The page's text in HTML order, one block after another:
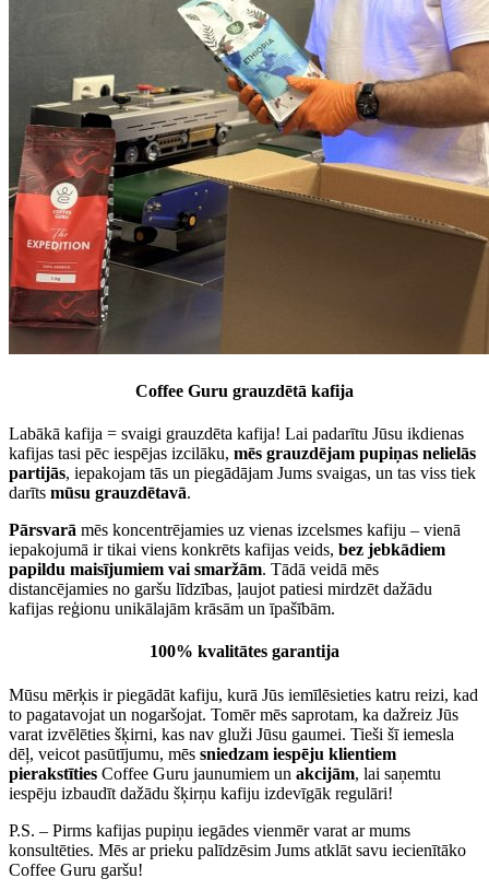
Coffee Guru grauzdētā kafija
Labākā kafija = svaigi grauzdēta kafija! Lai padarītu Jūsu ikdienas
kafijas tasi pēc iespējas izcilāku, mēs grauzdējam pupiņas nelielās
partijās, iepakojam tās un piegādājam Jums svaigas, un tas viss tiek
darīts mūsu grauzdētavā.
Pārsvarā mēs koncentrējamies uz vienas izcelsmes kafiju – vienā
iepakojumā ir tikai viens konkrēts kafijas veids, bez jebkādiem
papildu maisījumiem vai smaržām. Tādā veidā mēs
distancējamies no garšu līdzības, ļaujot patiesi mirdzēt dažādu
kafijas reģionu unikālajām krāsām un īpašībām.
100% kvalitātes garantija
Mūsu mērķis ir piegādāt kafiju, kurā Jūs iemīlēsieties katru reizi, kad
to pagatavojat un nogaršojat. Tomēr mēs saprotam, ka dažreiz Jūs
varat izvēlēties šķirni, kas nav gluži Jūsu gaumei. Tieši šī iemesla
dēļ, veicot pasūtījumu, mēs sniedzam iespēju klientiem
pierakstīties Coffee Guru jaunumiem un akcijām, lai saņemtu
iespēju izbaudīt dažādu šķirņu kafiju izdevīgāk regulāri!
P.S. – Pirms kafijas pupiņu iegādes vienmēr varat ar mums
konsultēties. Mēs ar prieku palīdzēsim Jums atklāt savu iecienītāko
Coffee Guru garšu!